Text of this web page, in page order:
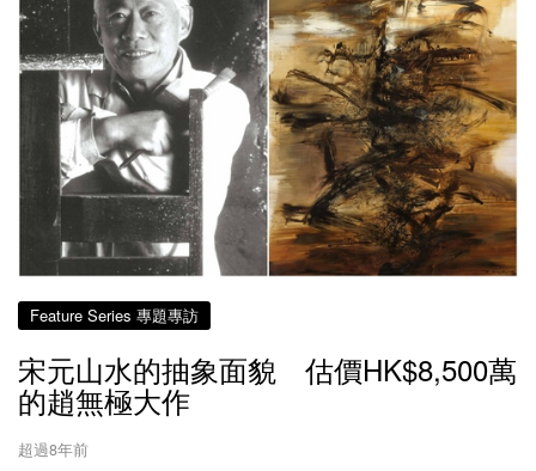
Feature Series 專題專訪
宋元山水的抽象面貌 估價HK$8,500萬
的趙無極大作
超過8年前